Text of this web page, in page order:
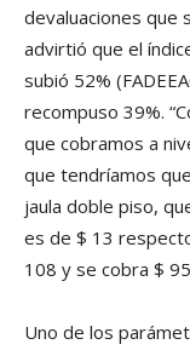
devaluaciones que
advirtió que el
subió 52%
recompuso 39%.
que cobramos a
que tendríamos
jaula doble piso,
es de $ 13
108 y se cobra $
Uno de los